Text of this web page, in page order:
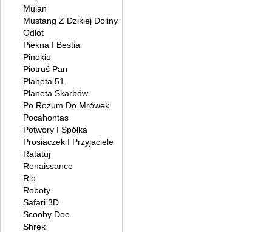
Mulan
Mustang Z Dzikiej Doliny
Odlot
Piekna I Bestia
Pinokio
Piotruś Pan
Planeta 51
Planeta Skarbów
Po Rozum Do Mrówek
Pocahontas
Potwory I Spółka
Prosiaczek I Przyjaciele
Ratatuj
Renaissance
Rio
Roboty
Safari 3D
Scooby Doo
Shrek